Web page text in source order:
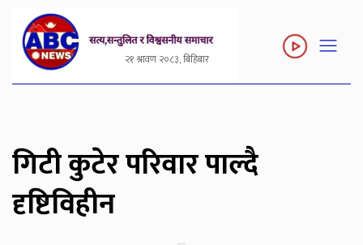
२१ श्रावण २०८३, बिहिबार
गिटी कुटेर परिवार पाल्दै
दृष्टिविहीन